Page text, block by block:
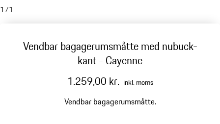
1 /1
Vendbar bagagerumsmåtte med nubuck-
kant - Cayenne
1.259,00 kr. inkl. moms
Vendbar bagagerumsmåtte.